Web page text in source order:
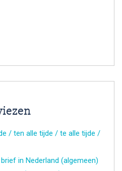
/ ten alle tijde / te alle tijde /
in Nederland (algemeen)